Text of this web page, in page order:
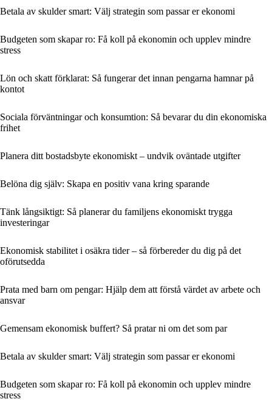
Betala av skulder smart: Välj strategin som passar er ekonomi
Budgeten som skapar ro: Få koll på ekonomin och upplev mindre
stress
Lön och skatt förklarat: Så fungerar det innan pengarna hamnar på
kontot
Sociala förväntningar och konsumtion: Så bevarar du din ekonomiska
frihet
Planera ditt bostadsbyte ekonomiskt – undvik oväntade utgifter
Belöna dig själv: Skapa en positiv vana kring sparande
Tänk långsiktigt: Så planerar du familjens ekonomiskt trygga
investeringar
Ekonomisk stabilitet i osäkra tider – så förbereder du dig på det
oförutsedda
Prata med barn om pengar: Hjälp dem att förstå värdet av arbete och
ansvar
Gemensam ekonomisk buffert? Så pratar ni om det som par
Betala av skulder smart: Välj strategin som passar er ekonomi
Budgeten som skapar ro: Få koll på ekonomin och upplev mindre
stress